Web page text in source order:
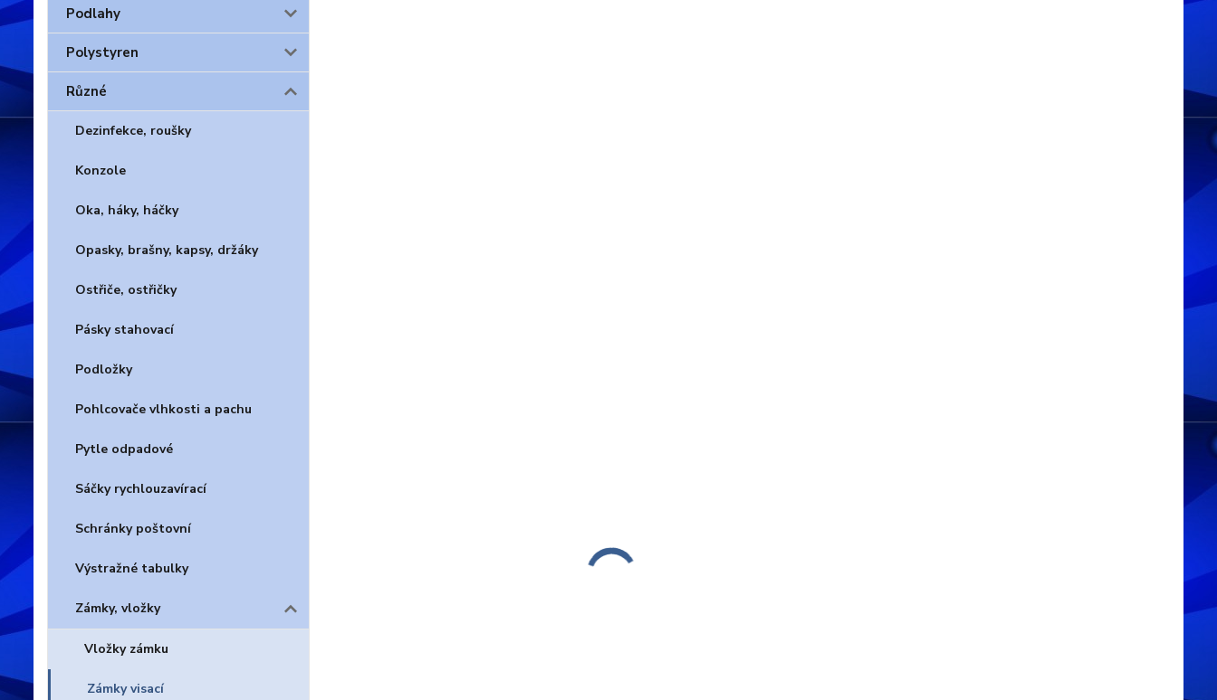
Podlahy
Polystyren
Různé
Dezinfekce, roušky
Konzole
Oka, háky, háčky
Opasky, brašny, kapsy, držáky
Ostřiče, ostřičky
Pásky stahovací
Podložky
Pohlcovače vlhkosti a pachu
Pytle odpadové
Sáčky rychlouzavírací
Schránky poštovní
Výstražné tabulky
Zámky, vložky
Vložky zámku
Zámky visací